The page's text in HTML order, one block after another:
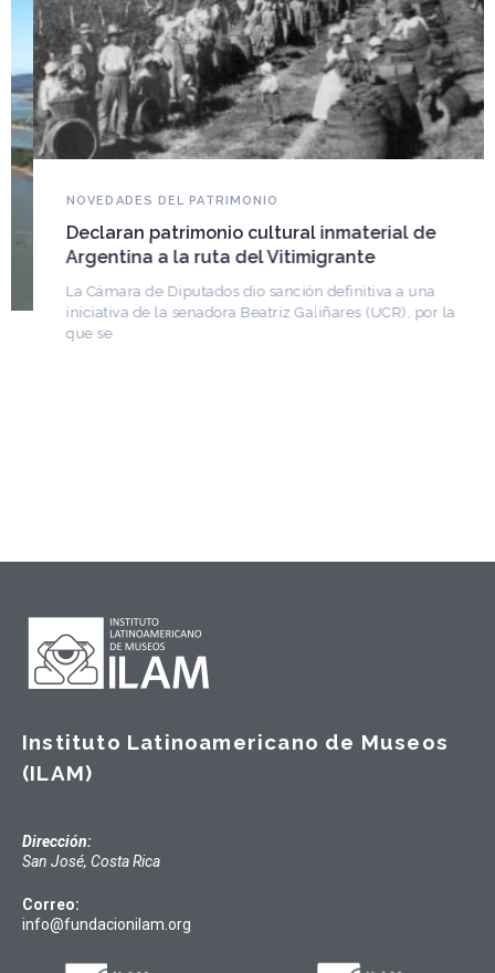
NOVEDADES DEL PATRIMONIO
Declaran patrimonio cultural inmaterial de
Argentina a la ruta del Vitimigrante
La Cámara de Diputados dio sanción definitiva a una
iniciativa de la senadora Beatriz Galiñares (UCR), por la
que se
Instituto Latinoamericano de Museos
(ILAM)
Dirección:
San José, Costa Rica
Correo:
info@fundacionilam.org